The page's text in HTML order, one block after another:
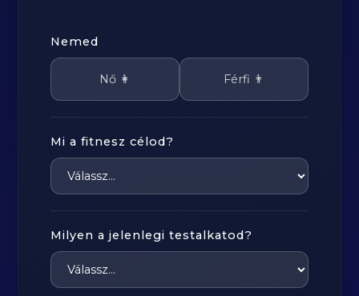
Nemed
Nő 👩 Férfi 👨
Mi a fitnesz célod?
Milyen a jelenlegi testalkatod?